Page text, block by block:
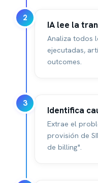
2
IA lee la
Analiza todos
ejecutadas,
outcomes.
3
Identifica
Extrae el
provisión de
de billing".